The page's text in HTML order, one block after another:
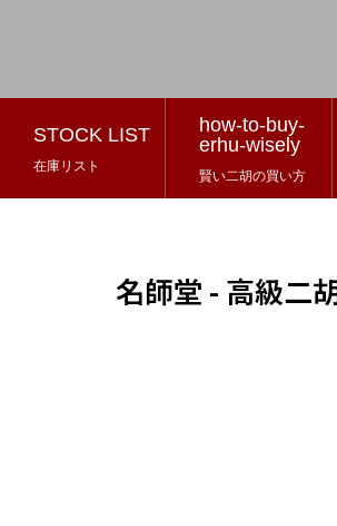
STOCK LIST
在庫リスト
how-to-buy-
erhu-wisely
賢い二胡の買い方
名師堂 - 高級二